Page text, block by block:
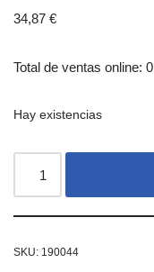
34,87 €
Total de ventas online: 0
Hay existencias
SKU: 190044